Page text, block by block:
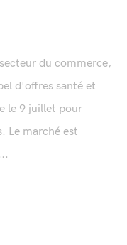
du commerce,
d'offres santé et
le 9 juillet pour
Le marché est